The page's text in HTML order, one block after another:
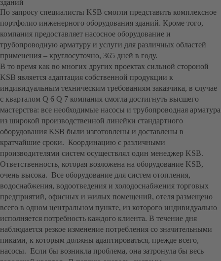
зданий
По запросу специалисты KSB смогли представить комплексное
портфолио инженерного оборудования зданий. Кроме того,
компания предоставляет насосное оборудование и
трубопроводную арматуру и услуги для различных областей
применения – круглосуточно, 365 дней в году.
В то время как во многих других проектах сильной стороной
KSB является адаптация собственной продукции к
индивидуальным техническим требованиям заказчика, в случае
с кварталом Q 6 Q 7 компания смогла достигнуть высшего
мастерства: все необходимые насосы и трубопроводная арматура
из широкой производственной линейки стандартного
оборудования KSB были изготовлены и доставлены в
кратчайшие сроки. Координацию с различными
производителями систем осуществлял один менеджер KSB.
Ответственность, которая возложена на оборудование KSB,
очень высока. Все оборудование для систем отопления,
водоснабжения, водоотведения и холодоснабжения торговых
предприятий, офисных и жилых помещений, отеля размещено
всего в одном центральном пункте, из которого индивидуально
исполняется потребность каждого клиента. В течение дня
наблюдается резкое изменение потребления со значительными
пиками, к которым должны адаптироваться, прежде всего,
насосы. Если бы возникла проблема, она затронула бы весь